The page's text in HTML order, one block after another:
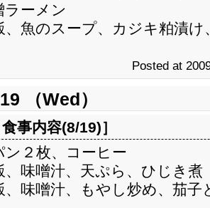
ラーメン
、魚のスープ、カジキ粕漬
Posted at
（Wed）
食事内容(8/19)］
ン２枚、コーヒー
、味噌汁、天ぷら、ひじき煮
、味噌汁、もやし炒め、茄子